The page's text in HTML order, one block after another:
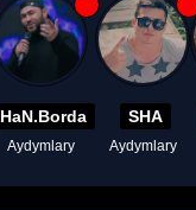
HaN.Borda
Aydymlary
SHA
Aydymlary